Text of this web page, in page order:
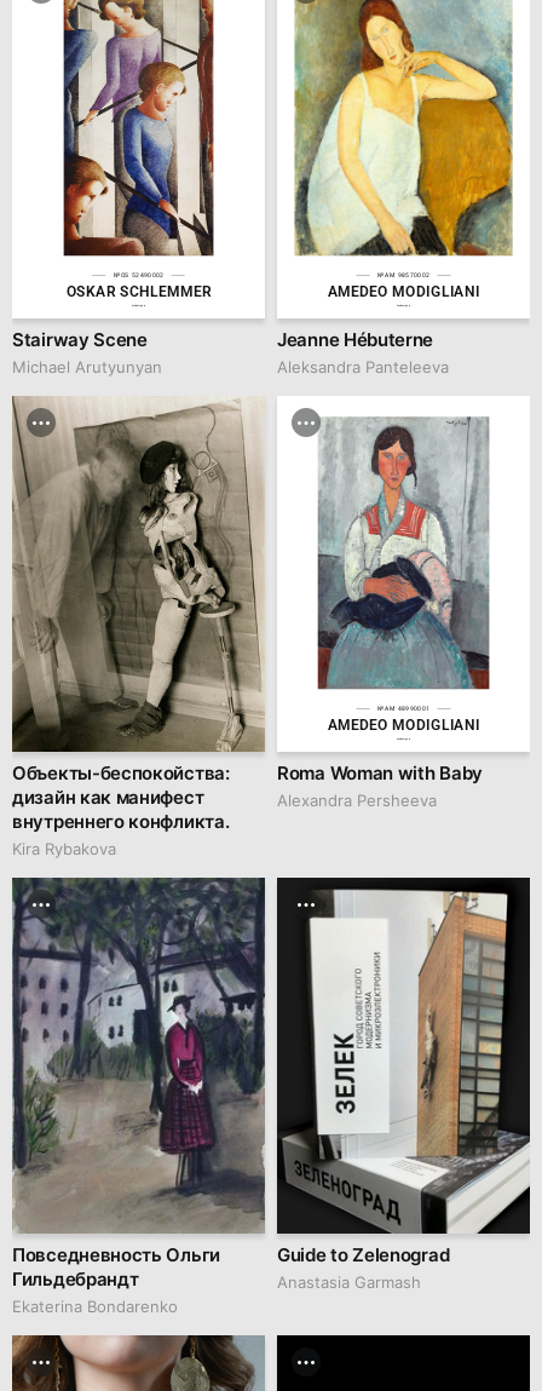
№OS 52490002
OSKAR SCHLEMMER
Stairway Scene
Michael Arutyunyan
№AM 98570002
AMEDEO MODIGLIANI
Jeanne Hébuterne
Aleksandra Panteleeva
Объекты-беспокойства:
дизайн как манифест
внутреннего конфликта.
Kira Rybakova
№AM 48990001
AMEDEO MODIGLIANI
Roma Woman with Baby
Alexandra Persheeva
Повседневность Ольги
Гильдебрандт
Ekaterina Bondarenko
Guide to Zelenograd
Anastasia Garmash